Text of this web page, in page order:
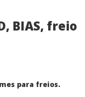
BIAS, freio
para freios.